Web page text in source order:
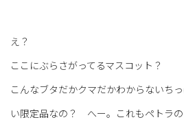
え？
ここにぶらさがってるマスコット？
こんなブタだかクマだかわからないち
い限定品なの？ へー。これもペトラ